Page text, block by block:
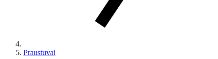
Praustuvai